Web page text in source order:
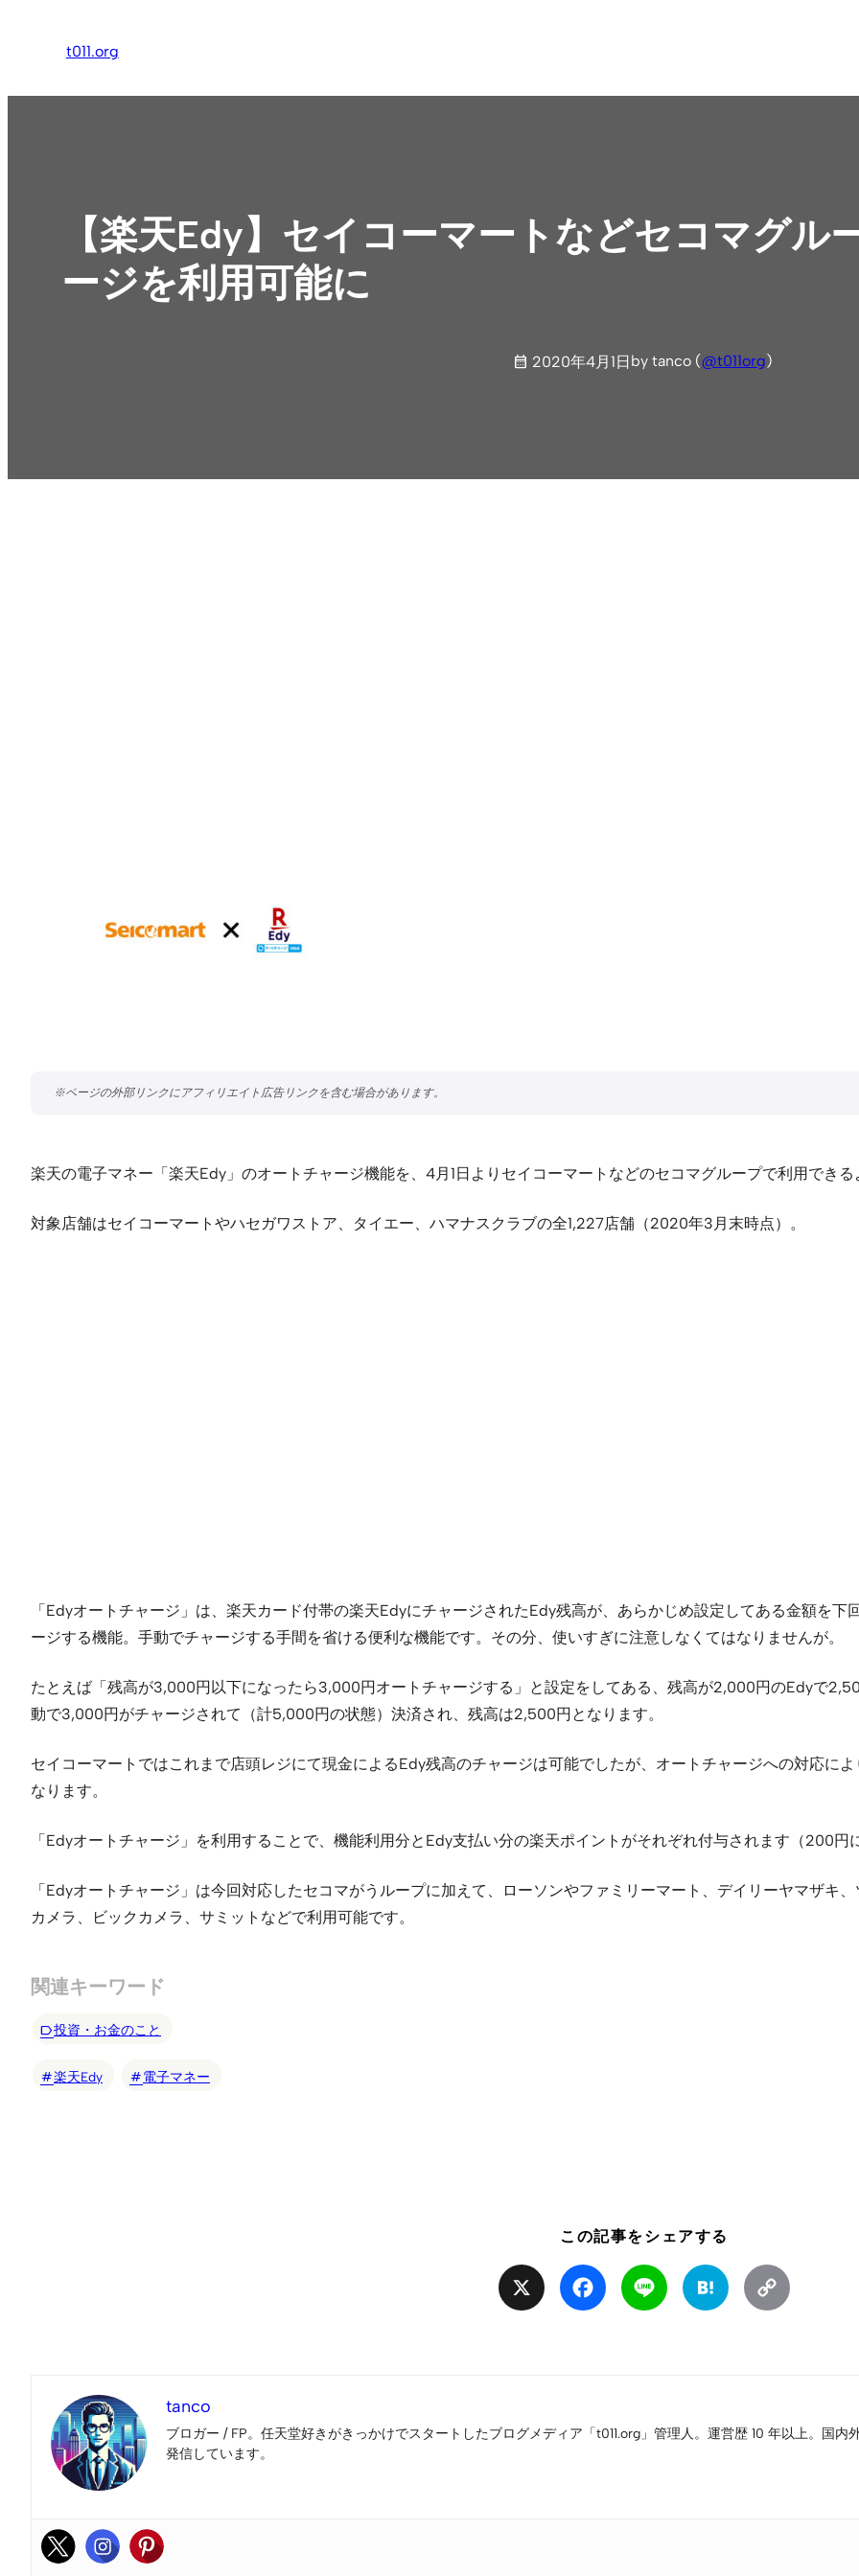
ス
t011.org
【楽天Edy】セイコーマートなどセコマグル
ージを利用可能に
2020年4月1日 by tanco (@t011org)
楽天の電子マネー「楽天Edy」のオートチャージ機能を、4月1日よりセイコーマートなどのセコマグループで利用できる
対象店舗はセイコーマートやハセガワストア、タイエー、ハマナスクラブの全1,227店舗（2020年3月末時点）。
「Edyオートチャージ」は、楽天カード付帯の楽天EdyにチャージされたEdy残高が、あらかじめ設定してある金額を
ージする機能。手動でチャージする手間を省ける便利な機能です。その分、使いすぎに注意しなくてはなりませんが。
たとえば「残高が3,000円以下になったら3,000円オートチャージする」と設定をしてある、残高が2,000円のEdyで
動で3,000円がチャージされて（計5,000円の状態）決済され、残高は2,500円となります。
セイコーマートではこれまで店頭レジにて現金によるEdy残高のチャージは可能でしたが、オートチャージへの対応に
なります。
「Edyオートチャージ」を利用することで、機能利用分とEdy支払い分の楽天ポイントがそれぞれ付与されます（200円
「Edyオートチャージ」は今回対応したセコマがうループに加えて、ローソンやファミリーマート、デイリーヤマザキ
カメラ、ビックカメラ、サミットなどで利用可能です。
関連キーワード
投資・お金のこと
楽天Edy 電子マネー
この記事をシェアする
Facebook Line Hatena
tanco
ブロガー / FP。任天堂好きがきっかけでスタートしたブログメディア「t011.org」管理人。運営歴 10 年以上。国
発信しています。